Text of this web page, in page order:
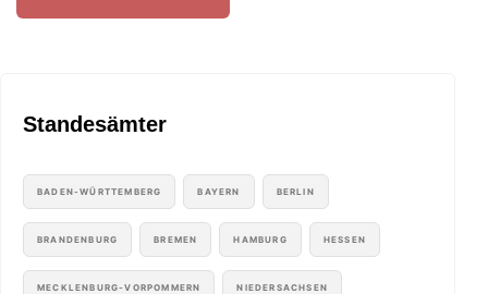
Standesämter
BADEN-WÜRTTEMBERG BAYERN BERLIN
BRANDENBURG BREMEN HAMBURG HESSEN
MECKLENBURG-VORPOMMERN NIEDERSACHSEN